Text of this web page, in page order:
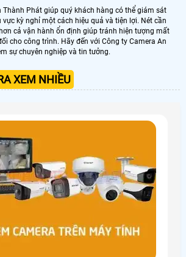
Thành Phát giúp quý khách hàng có thể giám sát
kỳ nghỉ một cách hiệu quả và tiện lợi. Nét cần
cả vận hành ổn định giúp tránh hiện tượng mất
cho công trình. Hãy đến với Công ty Camera An
sự chuyên nghiệp và tin tưởng.
XEM NHIỀU